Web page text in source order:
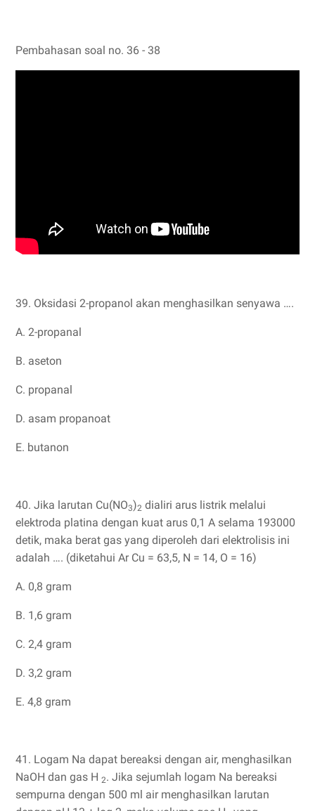
Pembahasan soal no. 36 - 38
39. Oksidasi 2-propanol akan menghasilkan senyawa ….
A. 2-propanal
B. aseton
C. propanal
D. asam propanoat
E. butanon
40. Jika larutan Cu(NO3)2 dialiri arus listrik melalui
elektroda platina dengan kuat arus 0,1 A selama 193000
detik, maka berat gas yang diperoleh dari elektrolisis ini
adalah …. (diketahui Ar Cu = 63,5, N = 14, O = 16)
A. 0,8 gram
B. 1,6 gram
C. 2,4 gram
D. 3,2 gram
E. 4,8 gram
41. Logam Na dapat bereaksi dengan air, menghasilkan
NaOH dan gas H 2. Jika sejumlah logam Na bereaksi
sempurna dengan 500 ml air menghasilkan larutan